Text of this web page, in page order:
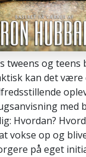
tweens og teens
kan det være
med
Hvordan?
vokse op og
på eget